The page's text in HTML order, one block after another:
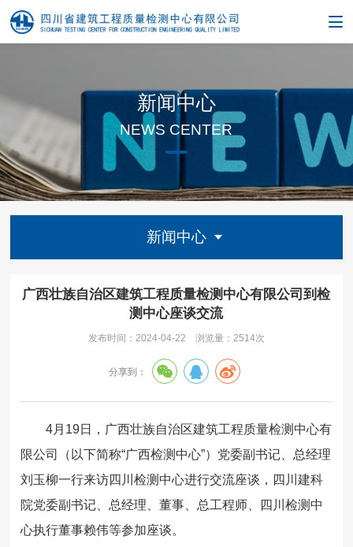
新闻中心
NEWS CENTER
新闻中心
广西壮族自治区建筑工程质量检测中心有限公司到检
测中心座谈交流
发布时间：2024-04-22 浏览量： 2514次
分享到：
4月19日，广西壮族自治区建筑工程质量检测中心有
限公司（以下简称“广西检测中心”）党委副书记、总经理
刘玉柳一行来访四川检测中心进行交流座谈，四川建科
院党委副书记、总经理、董事、总工程师、四川检测中
心执行董事赖伟等参加座谈。